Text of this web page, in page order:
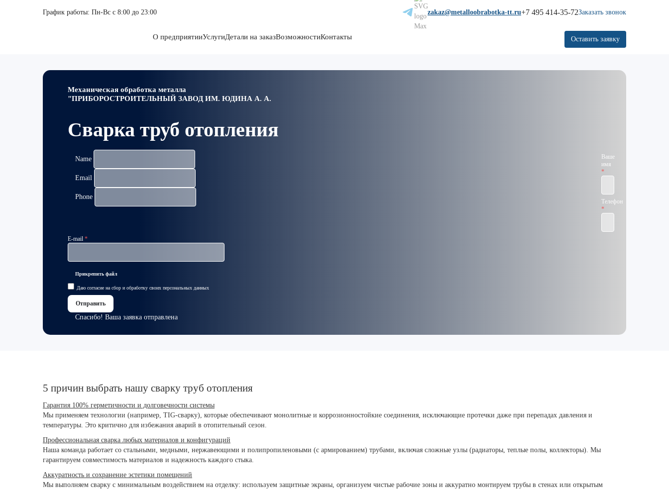
График работы: Пн-Вс с 8:00 до 23:00 zakaz@metalloobrabotka-tt.ru+7 495 414-35-72Заказать звонок
О предприятииУслугиДетали на заказВозможностиКонтакты Оставить заявку
Механическая обработка металла
"ПРИБОРОСТРОИТЕЛЬНЫЙ ЗАВОД ИМ. ЮДИНА А. А.
Сварка труб отопления
Name
Email
Phone
Ваше
имя
Телефон
E-mail
Прикрепить файл
Даю согласие на сбор и обработку своих персональных данных
Отправить
Спасибо! Ваша заявка отправлена
5 причин выбрать нашу сварку труб отопления
Гарантия 100% герметичности и долговечности системы
Мы применяем технологии (например, TIG-сварку), которые обеспечивают монолитные и коррозионностойкие соединения, исключающие протечки даже при перепадах давления и
температуры. Это критично для избежания аварий в отопительный сезон.
Профессиональная сварка любых материалов и конфигураций
Наша команда работает со стальными, медными, нержавеющими и полипропиленовыми (с армированием) трубами, включая сложные узлы (радиаторы, теплые полы, коллекторы). Мы
гарантируем совместимость материалов и надежность каждого стыка.
Аккуратность и сохранение эстетики помещений
Мы выполняем сварку с минимальным воздействием на отделку: используем защитные экраны, организуем чистые рабочие зоны и аккуратно монтируем трубы в стенах или открытым